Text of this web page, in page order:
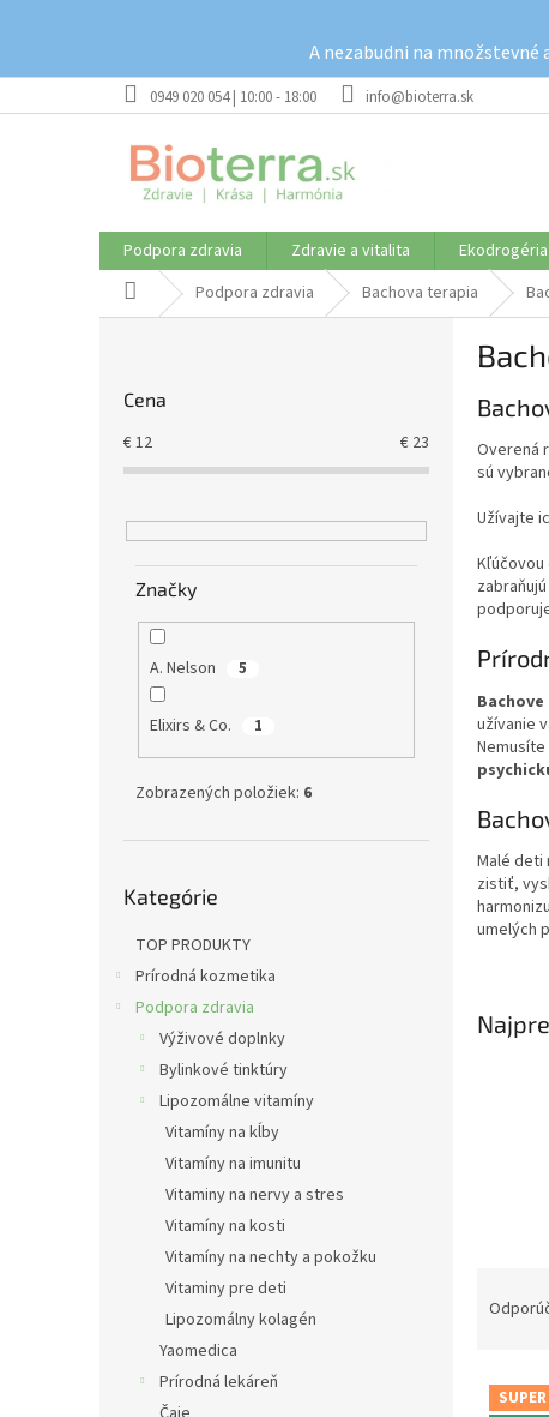
A nezabudni na množstevné
0949 020 054 | 10:00 - 18:00 info@bioterra.sk
Podpora zdravia Zdravie a vitalita Ekodrogéria
DomovPodpora zdravia Bachova terapia
Cena
€12 € 23
Značky
A. Nelson 5
Elixirs & Co. 1
Zobrazených položiek: 6
kategórie
Kategórie
TOP PRODUKTY
Prírodná kozmetika
Podpora zdravia
Výživové doplnky
Bylinkové tinktúry
Lipozomálne vitamíny
Vitamíny na kĺby
Vitamíny na imunitu
Vitaminy na nervy a stres
Vitamíny na kosti
Vitamíny na nechty a pokožku
Vitaminy pre deti
Lipozomálny kolagén
Yaomedica
Prírodná lekáreň
Overená
sú
Užívajte
Kľúčovou
užívanie
Malé deti
zistiť,
umelých
nV